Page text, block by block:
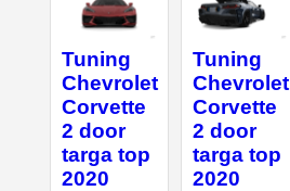
Tuning
Chevrolet
Corvette
2 door
targa top
2020
Tuning
Chevrolet
Corvette
2 door
targa top
2020